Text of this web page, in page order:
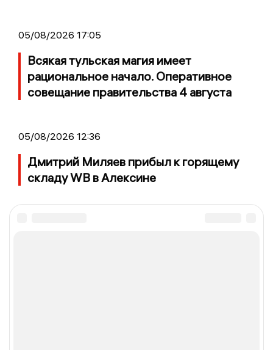
05/08/2026 17:05
Всякая тульская магия имеет
рациональное начало. Оперативное
совещание правительства 4 августа
05/08/2026 12:36
Дмитрий Миляев прибыл к горящему
складу WB в Алексине